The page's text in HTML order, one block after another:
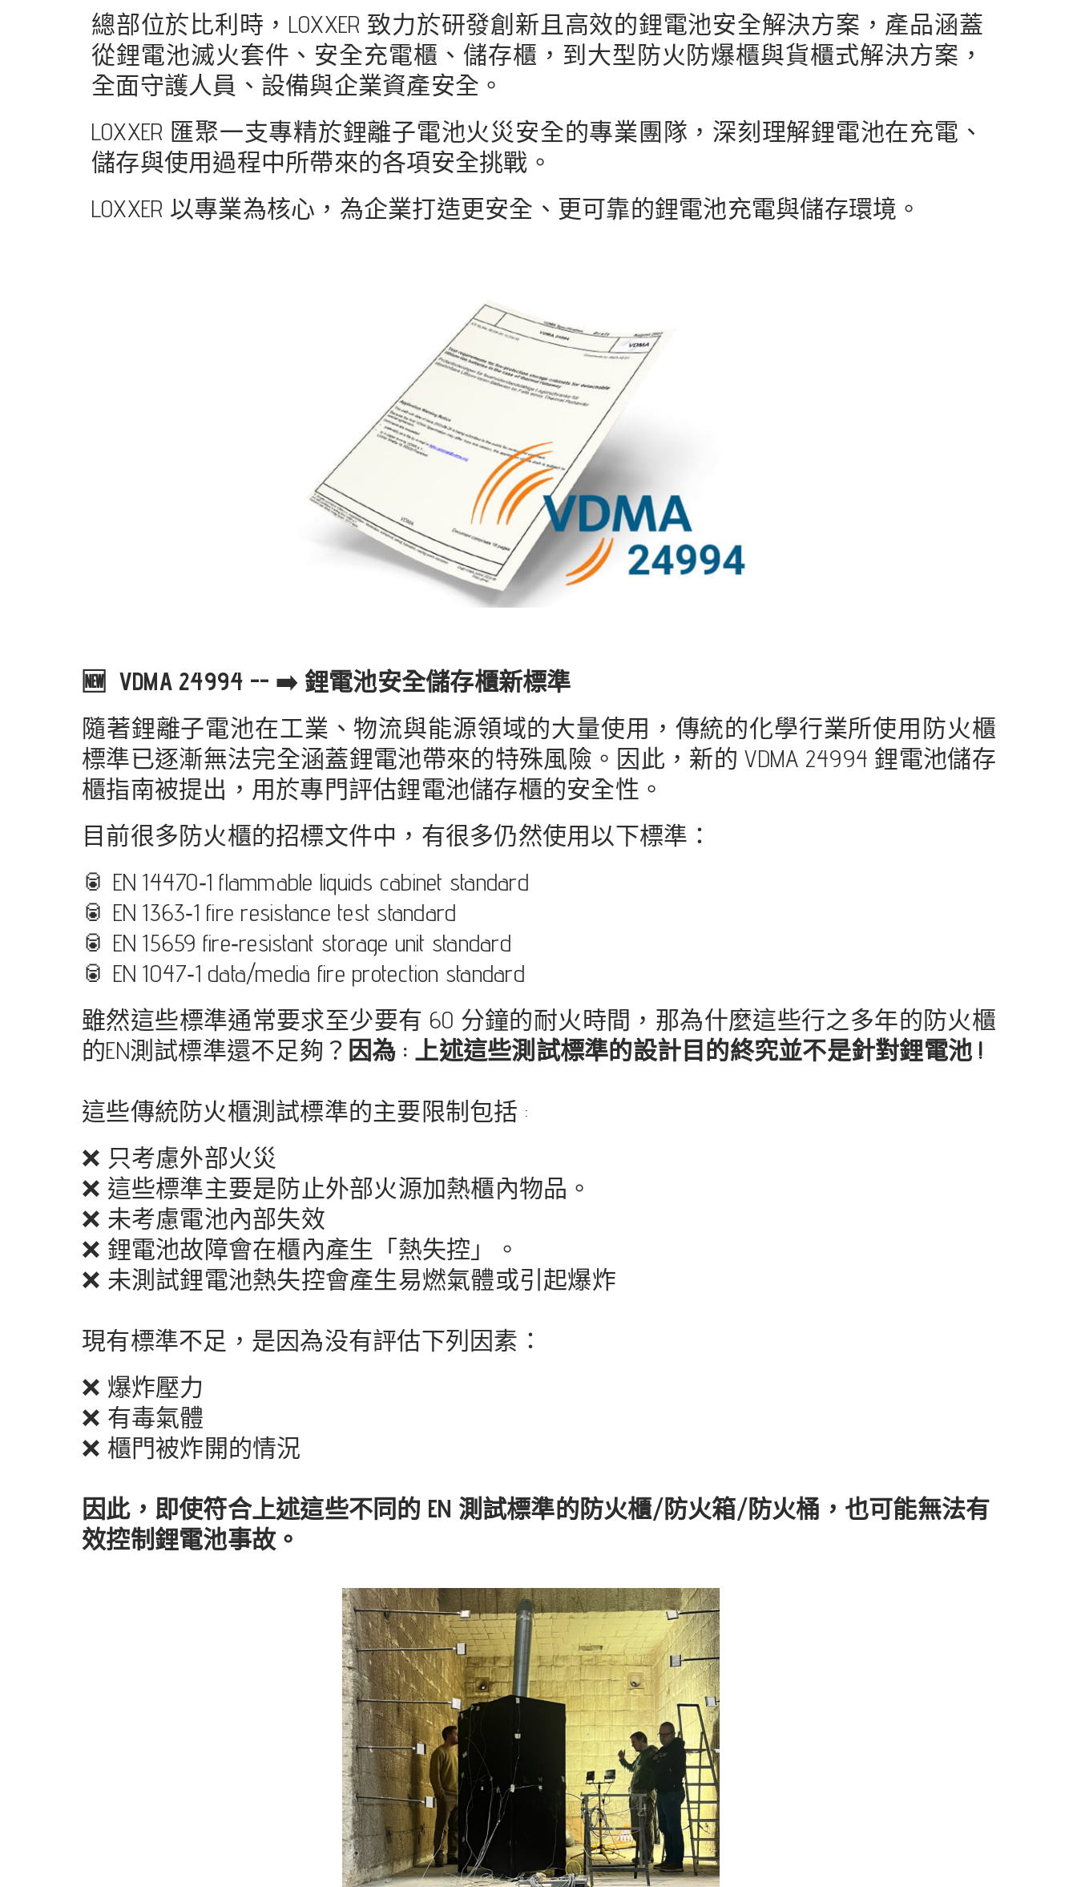
總部位於比利時，LOXXER 致力於研發創新且高效的鋰電池安全解決方案，產品涵蓋
從鋰電池滅火套件、安全充電櫃、儲存櫃，到大型防火防爆櫃與貨櫃式解決方案，
全面守護人員、設備與企業資產安全。
LOXXER 匯聚一支專精於鋰離子電池火災安全的專業團隊，深刻理解鋰電池在充電、
儲存與使用過程中所帶來的各項安全挑戰。
LOXXER 以專業為核心，為企業打造更安全、更可靠的鋰電池充電與儲存環境。
🆕 VDMA 24994 -- ➡️ 鋰電池安全儲存櫃新標準
隨著鋰離子電池在工業、物流與能源領域的大量使用，傳統的化學行業所使用防火櫃
標準已逐漸無法完全涵蓋鋰電池帶來的特殊風險。因此，新的 VDMA 24994 鋰電池儲存
櫃指南被提出，用於專門評估鋰電池儲存櫃的安全性。
目前很多防火櫃的招標文件中，有很多仍然使用以下標準：
🥫 EN 14470‑1 flammable liquids cabinet standard
🥫 EN 1363‑1 fire resistance test standard
🥫 EN 15659 fire‑resistant storage unit standard
🥫 EN 1047‑1 data/media fire protection standard
雖然這些標準通常要求至少要有 60 分鐘的耐火時間，那為什麼這些行之多年的防火櫃
的EN測試標準還不足夠？ 因為 : 上述這些測試標準的設計目的終究並不是針對鋰電池 !
這些傳統防火櫃測試標準的主要限制包括 :
❌ 只考慮外部火災
❌ 這些標準主要是防止外部火源加熱櫃內物品。
❌ 未考慮電池內部失效
❌ 鋰電池故障會在櫃內產生「熱失控」。
❌ 未測試鋰電池熱失控會產生易燃氣體或引起爆炸
現有標準不足，是因為没有評估下列因素：
❌ 爆炸壓力
❌ 有毒氣體
❌ 櫃門被炸開的情況
因此，即使符合上述這些不同的 EN 測試標準的防火櫃/防火箱/防火桶，也可能無法有
效控制鋰電池事故。